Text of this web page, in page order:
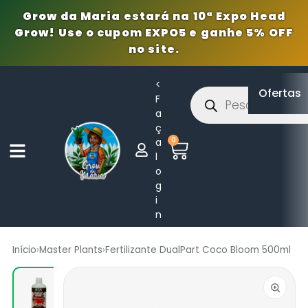
Grow da Maria estará na 10ª Expo Head
Grow! Use o cupom EXPO5 e ganhe 5% OFF
no site.
<
F
a
ç
a
l
o
g
i
n
0
Ofertas
Início›Master Plants›Fertilizante DualPart Coco Bloom 500ml